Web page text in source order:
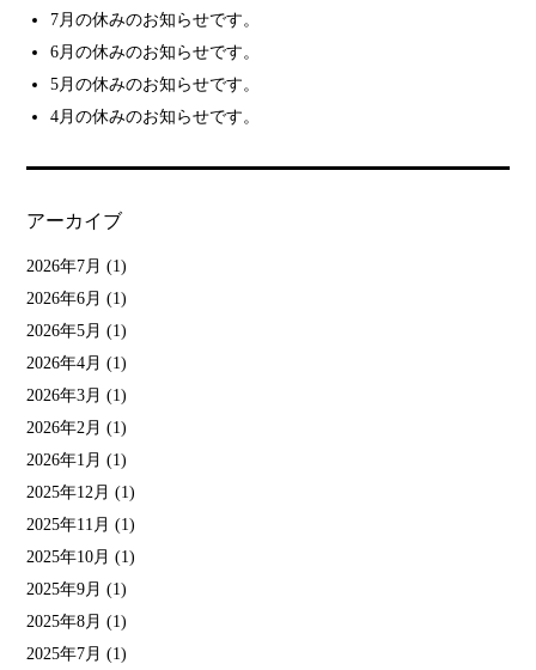
7月の休みのお知らせです。
6月の休みのお知らせです。
5月の休みのお知らせです。
4月の休みのお知らせです。
アーカイブ
2026年7月 (1)
2026年6月 (1)
2026年5月 (1)
2026年4月 (1)
2026年3月 (1)
2026年2月 (1)
2026年1月 (1)
2025年12月 (1)
2025年11月 (1)
2025年10月 (1)
2025年9月 (1)
2025年8月 (1)
2025年7月 (1)